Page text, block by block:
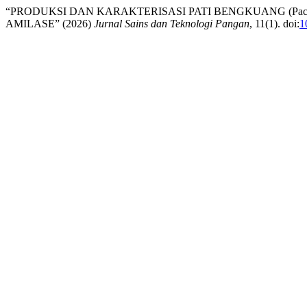
“PRODUKSI DAN KARAKTERISASI PATI BENGKUANG
AMILASE” (2026) Jurnal Sains dan Teknologi Pangan, 11(1). doi: